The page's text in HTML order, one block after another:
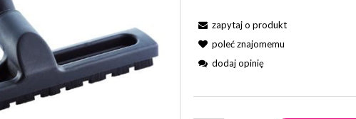
zapytaj o produkt
poleć znajomemu
dodaj opinię